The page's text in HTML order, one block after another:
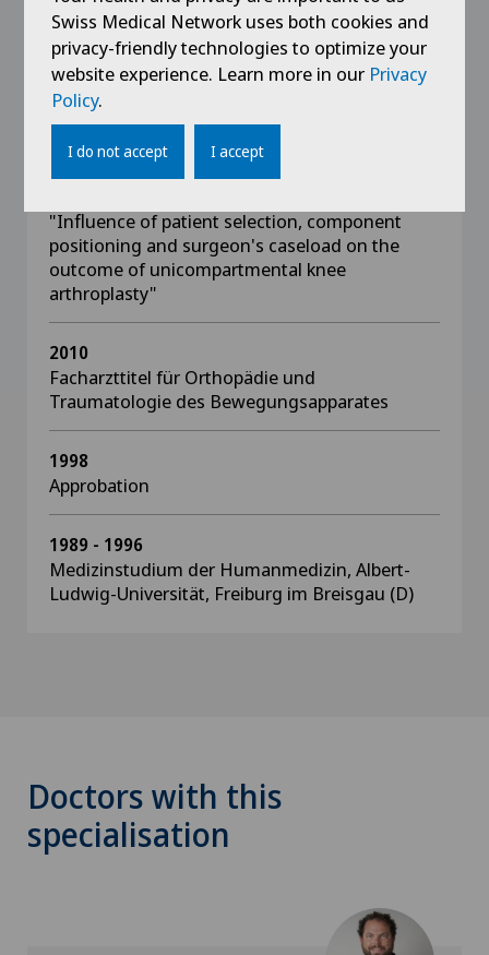
Korrektur von Fehlstellungen
Education
"Influence of patient selection, component
positioning and surgeon's caseload on the
outcome of unicompartmental knee
arthroplasty"
2010
Facharzttitel für Orthopädie und
Traumatologie des Bewegungsapparates
1998
Approbation
1989 - 1996
Medizinstudium der Humanmedizin, Albert-
Ludwig-Universität, Freiburg im Breisgau (D)
Doctors with this
specialisation
Swiss Medical Network uses both cookies and
privacy-friendly technologies to optimize your
website experience. Learn more in our Privacy
Policy.
I do not accept I accept